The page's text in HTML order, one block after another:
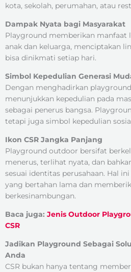
kota, sekolah, perumahan, atau
Dampak Nyata bagi Masyarakat
Playground memberikan manfaat
anak dan keluarga, menciptakan
bisa dinikmati setiap hari.
Simbol Kepedulian Generasi
Dengan menghadirkan
menunjukkan kepedulian pada
sebagai penerus bangsa.
tetapi juga simbol kepedulian
Ikon CSR Jangka Panjang
Playground outdoor bersifat
menerus, terlihat nyata, dan
sesuai identitas perusahaan. Hal
yang bertahan lama dan
berkesinambungan.
Baca juga: Jenis Outdoor
CSR
Jadikan Playground Sebagai
Anda
CSR bukan hanya tentang